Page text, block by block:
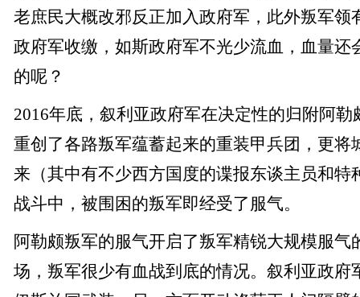
老庶民大概改邪反正加入政府军，此外叛军领
政府军收缴，如斯政府军不光少流血，血量还
的呢？
2016年底，叙利亚政府军在决定性的归附阿
重创了各路叛军蕴蓄起来的重装甲兵团，更将
来（其中有不少西方国度的谍报东谈主员和特
战斗中，被围困的叛军即经受了服气。
阿勒颇叛军的服气开启了叛军精锐大规模服气
场，叛军很少有血战到底的情况。叙利亚政府